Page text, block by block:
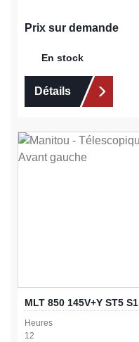
Prix sur demande
En stock
Détails
MLT 850 145V+Y ST5 S1
Heures
12